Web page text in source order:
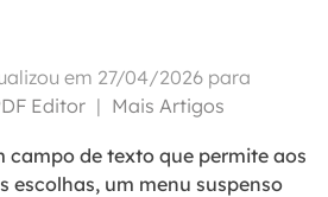
em 27/04/2026 para
Editor | Mais Artigos
campo de texto que permite aos
escolhas, um menu suspenso